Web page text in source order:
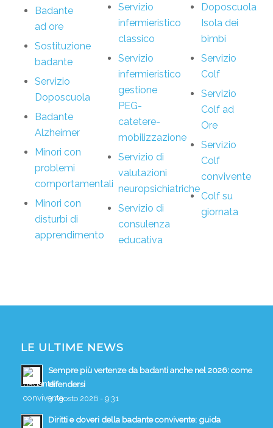
Badante
ad ore
Sostituzione
badante
Servizio
Doposcuola
Badante
Alzheimer
Minori con
problemi
comportamentali
Minori con
disturbi di
apprendimento
Servizio
infermieristico
classico
Servizio
infermieristico
gestione
PEG-
catetere-
mobilizzazione
Servizio di
valutazioni
neuropsichiatriche
Servizio di
consulenza
educativa
Doposcuola
Isola dei
bimbi
Servizio
Colf
Servizio
Colf ad
Ore
Servizio
Colf
convivente
Colf su
giornata
LE ULTIME NEWS
Sempre più vertenze da badanti anche nel 2026: come
difendersi
3 Agosto 2026 - 9:31
Diritti e doveri della badante convivente: guida